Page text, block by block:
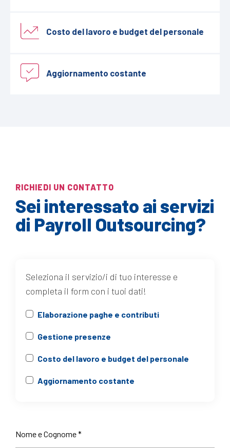
Costo del lavoro e budget del personale
Aggiornamento costante
RICHIEDI UN CONTATTO
Sei interessato ai servizi
di Payroll Outsourcing?
Seleziona il servizio/i di tuo interesse e
completa il form con i tuoi dati!
Elaborazione paghe e contributi
Gestione presenze
Costo del lavoro e budget del personale
Aggiornamento costante